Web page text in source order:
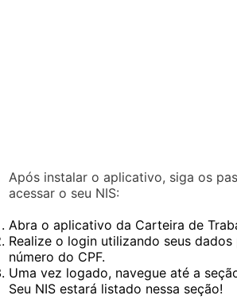
Após instalar o aplicativo, siga os
acessar o seu NIS:
Abra o aplicativo da Carteira de
Realize o login utilizando seus dados
número do CPF.
Uma vez logado, navegue até a
Seu NIS estará listado nessa seção!